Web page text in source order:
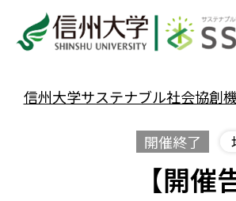
信州大学サステナブル社会協創
開催終了
【開